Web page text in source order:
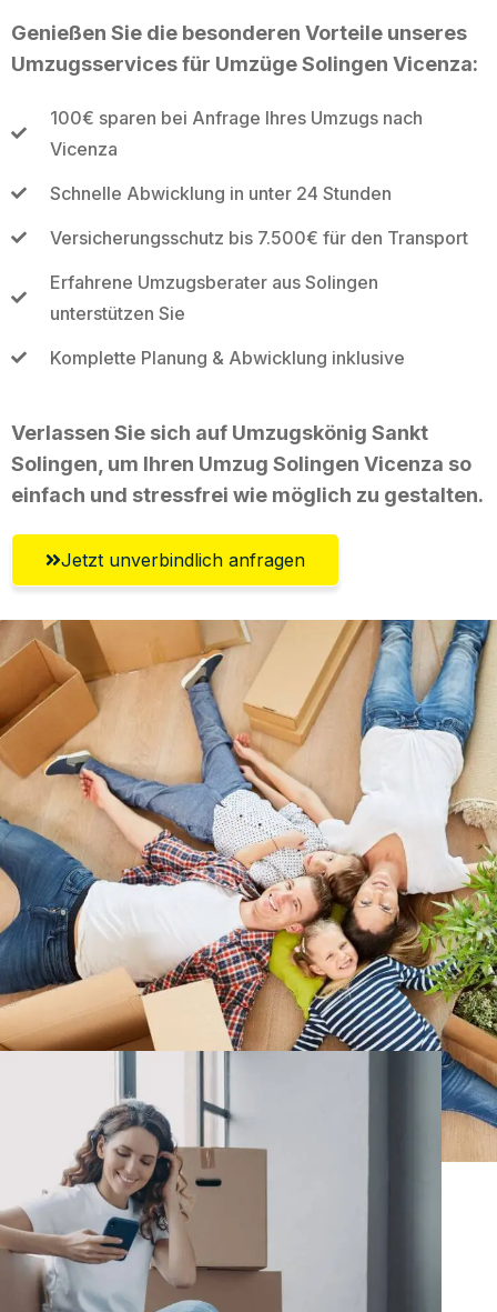
Genießen Sie die besonderen Vorteile unseres
Umzugsservices für Umzüge Solingen Vicenza:
100€ sparen bei Anfrage Ihres Umzugs nach
Vicenza
Schnelle Abwicklung in unter 24 Stunden
Versicherungsschutz bis 7.500€ für den Transport
Erfahrene Umzugsberater aus Solingen
unterstützen Sie
Komplette Planung & Abwicklung inklusive
Verlassen Sie sich auf Umzugskönig Sankt
Solingen, um Ihren Umzug Solingen Vicenza so
einfach und stressfrei wie möglich zu gestalten.
Jetzt unverbindlich anfragen